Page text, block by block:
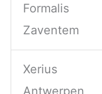
Formalis
Zaventem
Xerius
Antwerpen